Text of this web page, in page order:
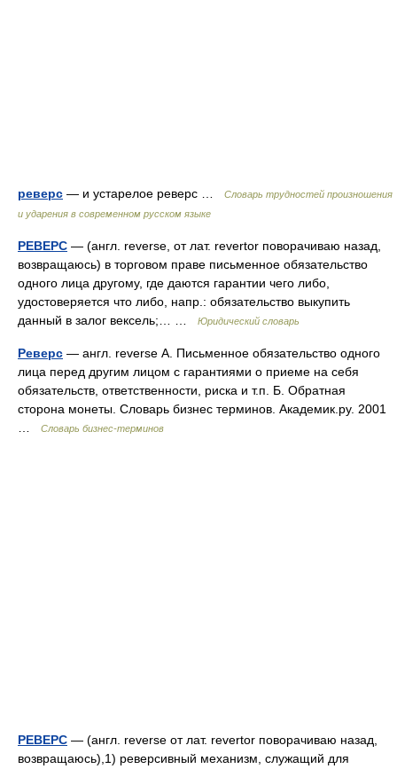
реверс — и устарелое реверс …
Словарь трудностей произношения
и ударения в современном русском языке
РЕВЕРС — (англ. reverse, от лат. revertor поворачиваю назад,
возвращаюсь) в торговом праве письменное обязательство
одного лица другому, где даются гарантии чего либо,
удостоверяется что либо, напр.: обязательство выкупить
данный в залог вексель;… …
Юридический словарь
Реверс — англ. reverse А. Письменное обязательство одного
лица перед другим лицом с гарантиями о приеме на себя
обязательств, ответственности, риска и т.п. Б. Обратная
сторона монеты. Словарь бизнес терминов. Академик.ру. 2001
Словарь бизнес-терминов
РЕВЕРС — (англ. reverse от лат. revertor поворачиваю назад,
возвращаюсь),1) реверсивный механизм, служащий для